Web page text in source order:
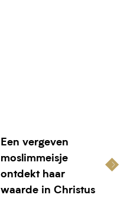
Een vergeven
moslimmeisje
ontdekt haar
waarde in Christus